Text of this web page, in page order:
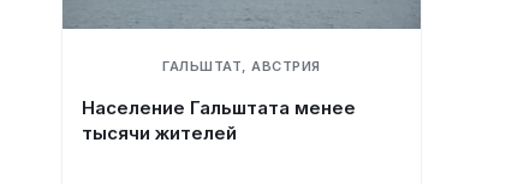
ГАЛЬШТАТ, АВСТРИЯ
Население Гальштата менее
тысячи жителей